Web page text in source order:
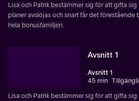
Lisa och Patrik bestämmer sig för att gifta
planer avslöjas och snart får det förestående
hela bonusfamiljen.
Avsnitt 1
Avsnitt 1
45 min
Lisa och Patrik bestämmer sig för att gifta